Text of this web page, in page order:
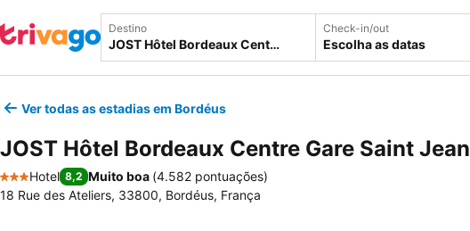
Destino Check-in/out
Escolha as datas
Ver todas as estadias em Bordéus
JOST Hôtel Bordeaux Centre Gare Saint Jean
3 Estrelas
Hotel 8,2 Muito boa (4.582 pontuações)
18 Rue des Ateliers, 33800, Bordéus, França